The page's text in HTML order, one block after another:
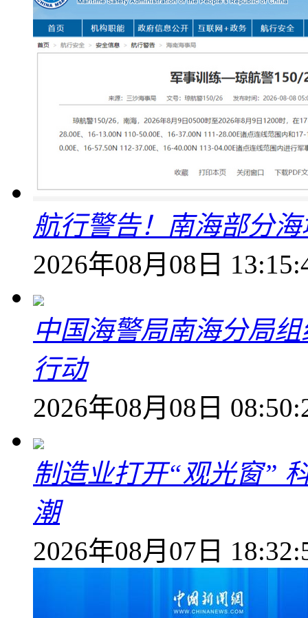
航行警告！南海部分
2026年08月08日
中国海警局南海分局
行动
2026年08月08日
制造业打开“观光窗”
潮
2026年08月07日